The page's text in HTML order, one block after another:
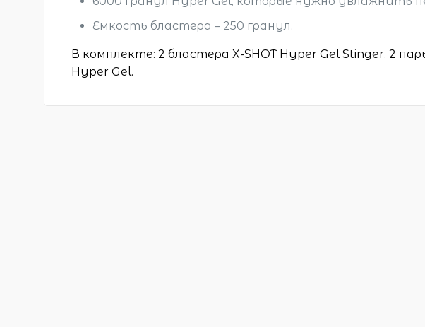
Емкость бластера – 250 гранул.
В комплекте: 2 бластера X-SHOT Hyper Gel Stinger, 2
Hyper Gel.